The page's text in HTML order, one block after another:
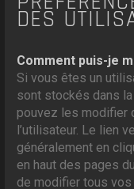
DES
Comment puis-je
Si vous êtes un
sont stockés dans
pouvez les modifier
l’utilisateur. Le lien
généralement en
en haut des pages
de modifier tous